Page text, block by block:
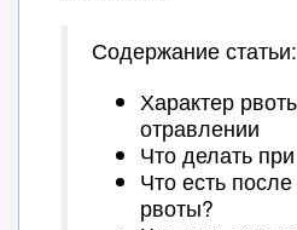
Содержание статьи:
Характер
отравлении
Что делать
Что есть
рвоты?